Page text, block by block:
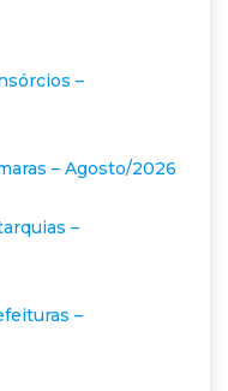
–
– Agosto/2026
–
–